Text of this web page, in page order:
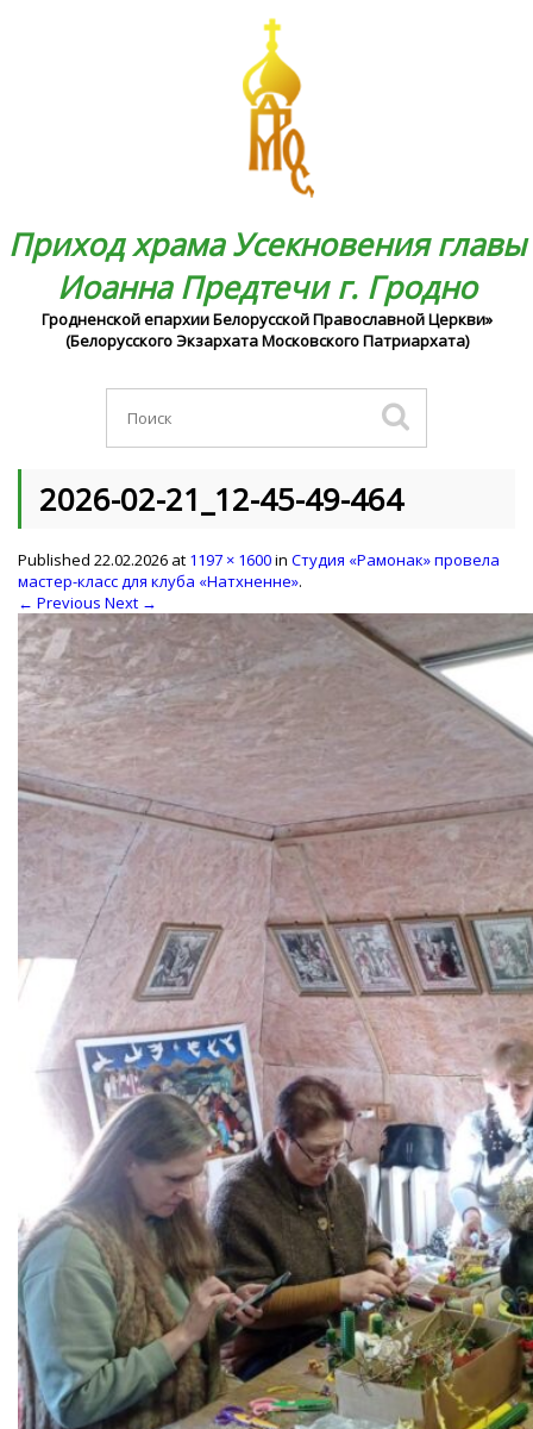
Приход храма Усекновения главы
Иоанна Предтечи г. Гродно
Гродненской епархии Белорусской Православной Церкви»
(Белорусского Экзархата Московского Патриархата)
2026-02-21_12-45-49-464
Published 22.02.2026 at 1197 × 1600in Студия «Рамонак» провела
мастер-класс для клуба «Натхненне».
← Previous Next →